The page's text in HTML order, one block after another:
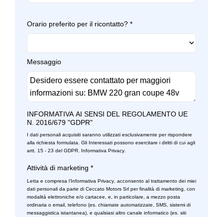
Orario preferito per il ricontatto? *
Messaggio
INFORMATIVA AI SENSI DEL REGOLAMENTO UE
N. 2016/679 "GDPR"
I dati personali acquisiti saranno utilizzati esclusivamente per rispondere
alla richiesta formulata. Gli Interessati possono esercitare i diritti di cui agli
artt. 15 - 23 del GDPR.
Informativa Privacy.
Attività di marketing *
Letta e compresa l’ Informativa Privacy, acconsento al trattamento dei miei
dati personali da parte di Ceccato Motors Srl per finalità di marketing, con
modalità elettroniche e/o cartacee, e, in particolare, a mezzo posta
ordinaria o email, telefono (es. chiamate automatizzate, SMS, sistemi di
messaggistica istantanea), e qualsiasi altro canale informatico (es. siti